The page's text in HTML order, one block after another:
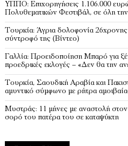
ΥΠΠΟ: Επιχορηγήσεις 1.106.000
Πολυθεματικών Φεστιβάλ, σε όλη
Τουρκία: Άγρια δολοφονία
σύντροφό της (Βίντεο)
Γαλλία: Προειδοποίηση Μπαρό για
προεδρικές εκλογές – «Δεν θα την
Τουρκία, Σαουδική Αραβία και
αμυντικό σύμφωνο με ρήτρα
Μυστράς: 11 μήνες με αναστολή
σορό του πατέρα του σε καταψύκτη